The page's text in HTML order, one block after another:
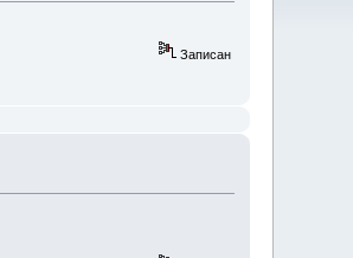
Записан